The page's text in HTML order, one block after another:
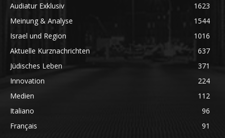
Audiatur Exklusiv
1623
Meinung & Analyse
1544
Israel und Region
1016
Aktuelle Kurznachrichten
637
Jüdisches Leben
371
Innovation
224
Medien
112
Italiano
96
Français
91